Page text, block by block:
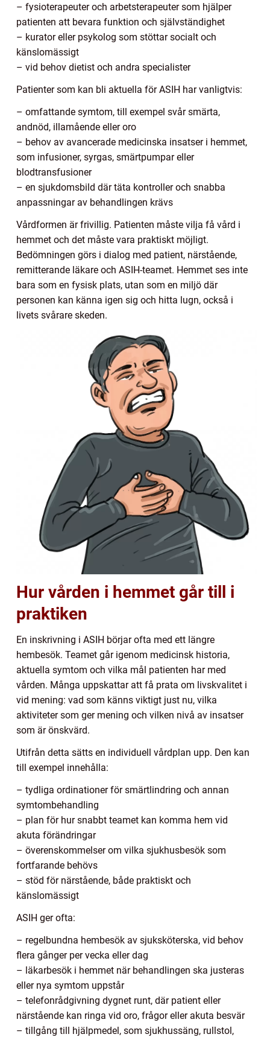
– fysioterapeuter och arbetsterapeuter som hjälper
patienten att bevara funktion och självständighet
– kurator eller psykolog som stöttar socialt och
känslomässigt
– vid behov dietist och andra specialister
Patienter som kan bli aktuella för ASIH har vanligtvis:
– omfattande symtom, till exempel svår smärta,
andnöd, illamående eller oro
– behov av avancerade medicinska insatser i hemmet,
som infusioner, syrgas, smärtpumpar eller
blodtransfusioner
– en sjukdomsbild där täta kontroller och snabba
anpassningar av behandlingen krävs
Vårdformen är frivillig. Patienten måste vilja få vård i
hemmet och det måste vara praktiskt möjligt.
Bedömningen görs i dialog med patient, närstående,
remitterande läkare och ASIH-teamet. Hemmet ses inte
bara som en fysisk plats, utan som en miljö där
personen kan känna igen sig och hitta lugn, också i
livets svårare skeden.
Hur vården i hemmet går till i
praktiken
En inskrivning i ASIH börjar ofta med ett längre
hembesök. Teamet går igenom medicinsk historia,
aktuella symtom och vilka mål patienten har med
vården. Många uppskattar att få prata om livskvalitet i
vid mening: vad som känns viktigt just nu, vilka
aktiviteter som ger mening och vilken nivå av insatser
som är önskvärd.
Utifrån detta sätts en individuell vårdplan upp. Den kan
till exempel innehålla:
– tydliga ordinationer för smärtlindring och annan
symtombehandling
– plan för hur snabbt teamet kan komma hem vid
akuta förändringar
– överenskommelser om vilka sjukhusbesök som
fortfarande behövs
– stöd för närstående, både praktiskt och
känslomässigt
ASIH ger ofta:
– regelbundna hembesök av sjuksköterska, vid behov
flera gånger per vecka eller dag
– läkarbesök i hemmet när behandlingen ska justeras
eller nya symtom uppstår
– telefonrådgivning dygnet runt, där patient eller
närstående kan ringa vid oro, frågor eller akuta besvär
– tillgång till hjälpmedel, som sjukhussäng, rullstol,